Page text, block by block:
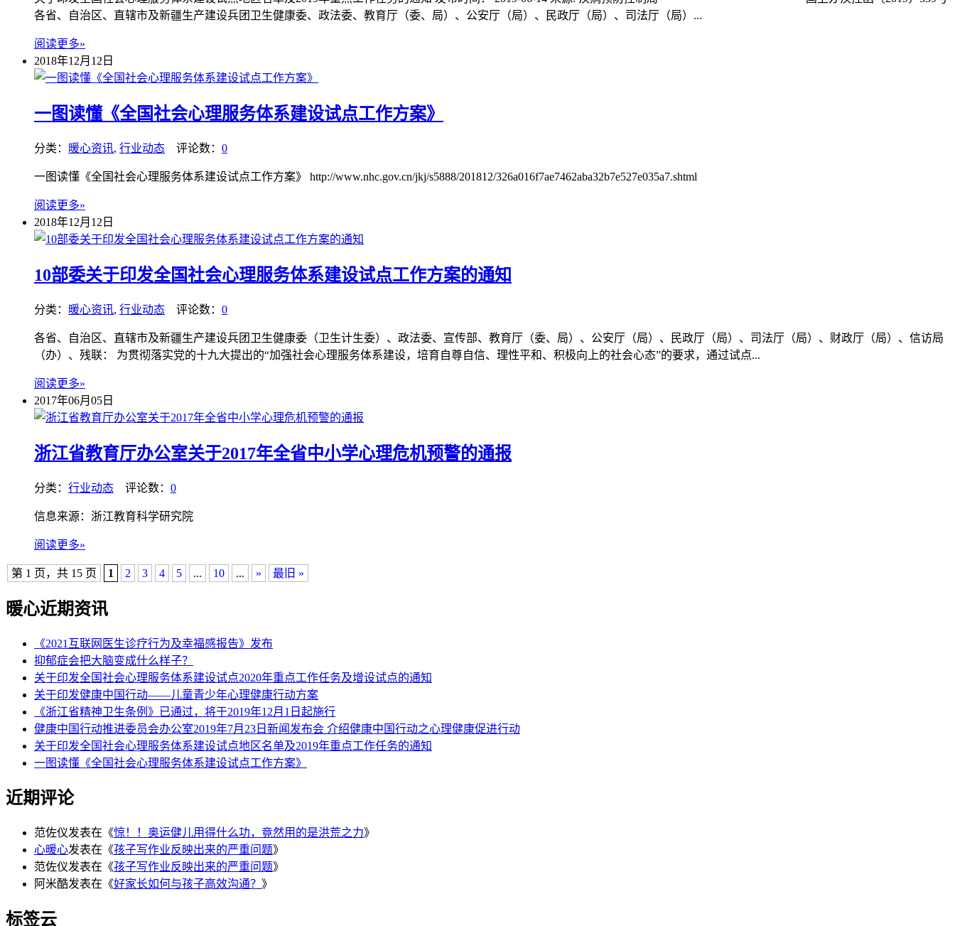
各省、自治区、直辖市及新疆生产建设兵团卫生健康委、政法委、教育厅（委、局）、公安厅（局）、民政厅（局）、司法厅（局）...
阅读更多»
2018年12月12日
一图读懂《全国社会心理服务体系建设试点工作方案》
分类： 暖心资讯, 行业动态 评论数： 0
一图读懂《全国社会心理服务体系建设试点工作方案》 http://www.nhc.gov.cn/jkj/s5888/201812/326a016f7ae7462aba32b7e527e035a7.shtml
阅读更多»
2018年12月12日
10部委关于印发全国社会心理服务体系建设试点工作方案的通知
分类： 暖心资讯, 行业动态 评论数： 0
各省、自治区、直辖市及新疆生产建设兵团卫生健康委（卫生计生委）、政法委、宣传部、教育厅（委、局）、公安厅（局）、民政厅（局）、司法厅（局）、财政厅（局）、信访局
（办）、残联： 为贯彻落实党的十九大提出的“加强社会心理服务体系建设，培育自尊自信、理性平和、积极向上的社会心态”的要求，通过试点...
阅读更多»
2017年06月05日
浙江省教育厅办公室关于2017年全省中小学心理危机预警的通报
分类： 行业动态 评论数： 0
信息来源：浙江教育科学研究院
阅读更多»
第 1 页，共 15 页 1 2 3 4 5 ... 10 ... » 最旧 »
暖心近期资讯
《2021互联网医生诊疗行为及幸福感报告》发布
抑郁症会把大脑变成什么样子？
关于印发全国社会心理服务体系建设试点2020年重点工作任务及增设试点的通知
关于印发健康中国行动——儿童青少年心理健康行动方案
《浙江省精神卫生条例》已通过，将于2019年12月1日起施行
健康中国行动推进委员会办公室2019年7月23日新闻发布会 介绍健康中国行动之心理健康促进行动
关于印发全国社会心理服务体系建设试点地区名单及2019年重点工作任务的通知
一图读懂《全国社会心理服务体系建设试点工作方案》
近期评论
范佐仪发表在《惊！！奥运健儿用得什么功，竟然用的是洪荒之力》
心暖心发表在《孩子写作业反映出来的严重问题》
范佐仪发表在《孩子写作业反映出来的严重问题》
阿米酷发表在《好家长如何与孩子高效沟通？ 》
标签云